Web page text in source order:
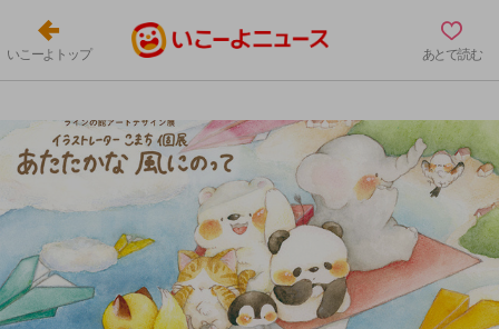
いこーよトップ あとで読む